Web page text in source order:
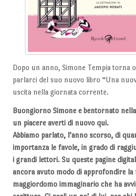
Dopo un anno, Simone Tempia torna
parlarci del suo nuovo libro “Una
uscita nella giornata corrente.
Buongiorno Simone e bentornato
un piacere averti di nuovo qui.
Abbiamo parlato, l’anno scorso, di
importanza le favole, in grado di
i grandi lettori. Su queste pagine
ancora avuto modo di approfondire la
maggiordomo immaginario che ha